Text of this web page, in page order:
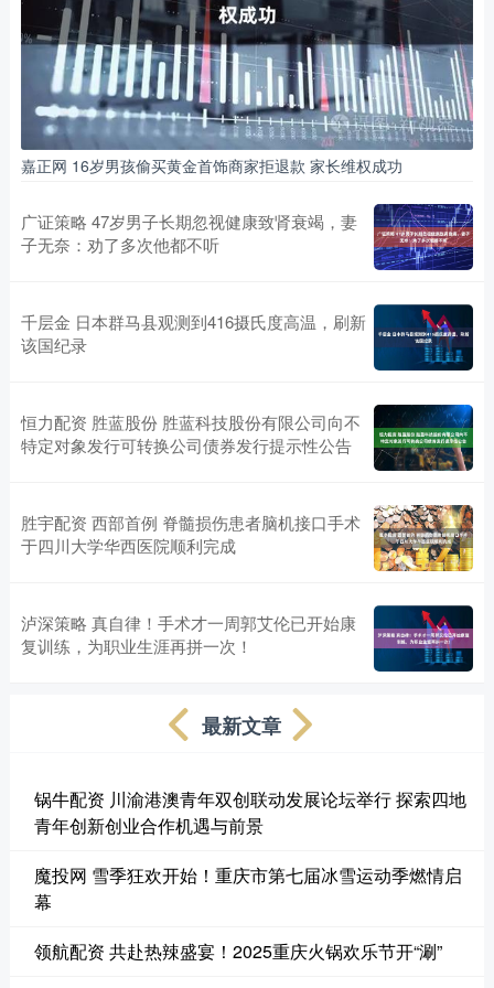
嘉正网 16岁男孩偷买黄金首饰商家拒退款 家长维权成功
广证策略 47岁男子长期忽视健康致肾衰竭，妻
子无奈：劝了多次他都不听
千层金 日本群马县观测到416摄氏度高温，刷新
该国纪录
恒力配资 胜蓝股份 胜蓝科技股份有限公司向不
特定对象发行可转换公司债券发行提示性公告
胜宇配资 西部首例 脊髓损伤患者脑机接口手术
于四川大学华西医院顺利完成
泸深策略 真自律！手术才一周郭艾伦已开始康
复训练，为职业生涯再拼一次！
最新文章
锅牛配资 川渝港澳青年双创联动发展论坛举行 探索四地
青年创新创业合作机遇与前景
魔投网 雪季狂欢开始！重庆市第七届冰雪运动季燃情启
幕
领航配资 共赴热辣盛宴！2025重庆火锅欢乐节开“涮”